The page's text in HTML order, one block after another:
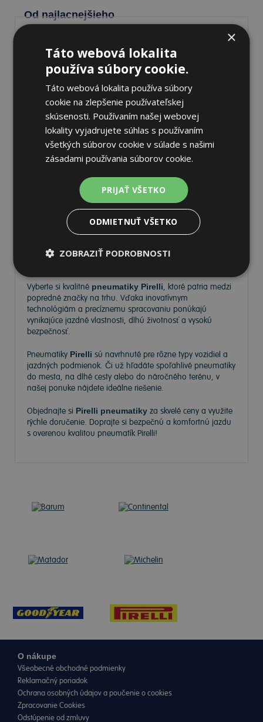
Od najlacnejšieho
Pirelli P ZERO WINTER 2
325/30 R21 108 W Zimné
71 dB
Nie je skladom
Pneumatiky Pirelli – kvalita a
Vyberte si kvalitné pneumatiky Pirelli, ktoré patria medzi
popredné značky na trhu. Vďaka inovatívnym
technológiám a precíznemu spracovaniu ponúkajú
vynikajúce jazdné vlastnosti, dlhú životnosť a vysokú
bezpečnosť.
Pneumatiky Pirelli sú navrhnuté pre rôzne typy vozidiel a
jazdných podmienok. Či už hľadáte spoľahlivé pneumatiky
do mesta, na dlhé cesty alebo do náročného terénu, v
našej ponuke nájdete ideálne riešenie.
Objednajte si Pirelli pneumatiky za skvelé ceny a využite
rýchle doručenie. Doprajte si bezpečnú a komfortnú jazdu
s overenou kvalitou pneumatík Pirelli!
O nákupe
Všeobecné obchodné podmienky
Reklamačný poriadok
Ochrana osobných údajov a poučenie o cookies
Zpracovanie Cookies
Odstúpenie od zmluvy
×
Táto webová lokalita
používa súbory cookie.
Táto webová lokalita používa súbory
cookie na zlepšenie používateľskej
skúsenosti. Používaním našej webovej
lokality vyjadrujete súhlas s používaním
všetkých súborov cookie v súlade s našimi
zásadami používania súborov cookie.
PRIJAŤ VŠETKO
ODMIETNUŤ VŠETKO
ZOBRAZIŤ PODROBNOSTI